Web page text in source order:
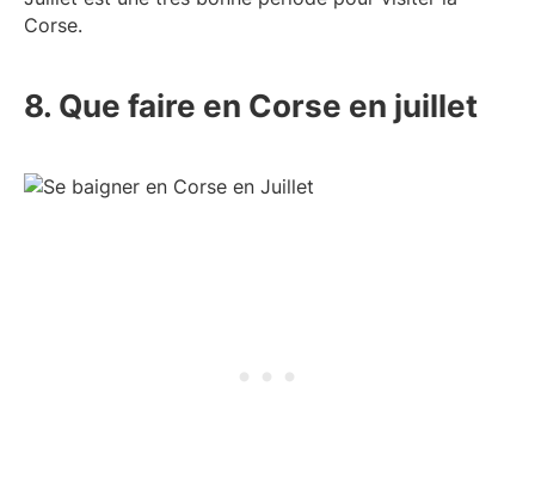
Corse.
8. Que faire en Corse en juillet